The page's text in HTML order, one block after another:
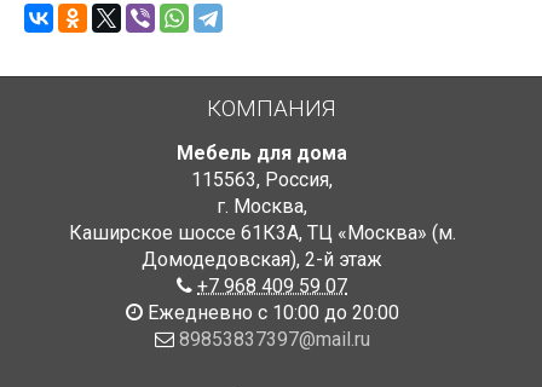
КОМПАНИЯ
Мебель для дома
115563, Россия,
г. Москва,
Каширское шоссе 61К3А, ТЦ «Москва» (м.
Домодедовская), 2-й этаж
+7 968 409 59 07
Ежедневно с 10:00 до 20:00
89853837397@mail.ru